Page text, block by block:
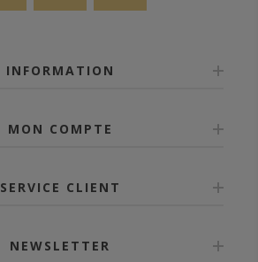
INFORMATION
MON COMPTE
SERVICE CLIENT
NEWSLETTER